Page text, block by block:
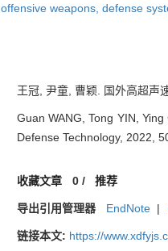
offensive weapons, defense
王冠, 尹童, 曹颖. 国外高超声
Guan WANG, Tong YIN,
Defense Technology, 2022,
收藏文章 0/ 推荐
导出引用管理器 EndNote |
链接本文: https://